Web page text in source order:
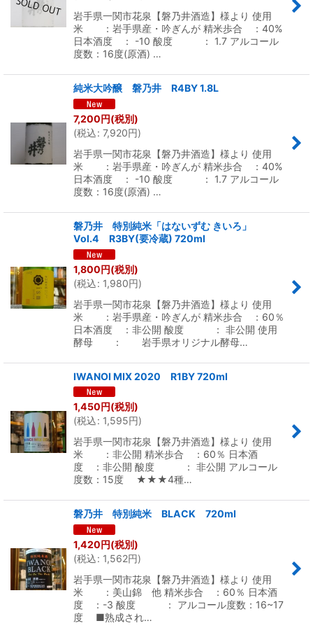
岩手県一関市花泉【磐乃井酒造】様より 使用
米 ：岩手県産・吟ぎんが 精米歩合 ：40%
日本酒度 ： -10 酸度 ： 1.7 アルコール
度数：16度(原酒) …
純米大吟醸 磐乃井 R4BY 1.8L
7,200円(税別)
(税込: 7,920円)
岩手県一関市花泉【磐乃井酒造】様より 使用
米 ：岩手県産・吟ぎんが 精米歩合 ：40%
日本酒度 ： -10 酸度 ： 1.7 アルコール
度数：16度(原酒) …
磐乃井 特別純米「はないずむ きいろ」
Vol.4 R3BY(要冷蔵) 720ml
1,800円(税別)
(税込: 1,980円)
岩手県一関市花泉【磐乃井酒造】様より 使用
米 ：岩手県産・吟ぎんが 精米歩合 ：60％
日本酒度 ：非公開 酸度 ： 非公開 使用
酵母 ： 岩手県オリジナル酵母…
IWANOI MIX 2020 R1BY 720ml
1,450円(税別)
(税込: 1,595円)
岩手県一関市花泉【磐乃井酒造】様より 使用
米 ：非公開 精米歩合 ：60％ 日本酒
度 ：非公開 酸度 ： 非公開 アルコール
度数：15度 ★★★4種…
磐乃井 特別純米 BLACK 720ml
1,420円(税別)
(税込: 1,562円)
岩手県一関市花泉【磐乃井酒造】様より 使用
米 ：美山錦 他 精米歩合 ：60％ 日本酒
度 ：-3 酸度 ： アルコール度数：16~17
度 ■熟成され…